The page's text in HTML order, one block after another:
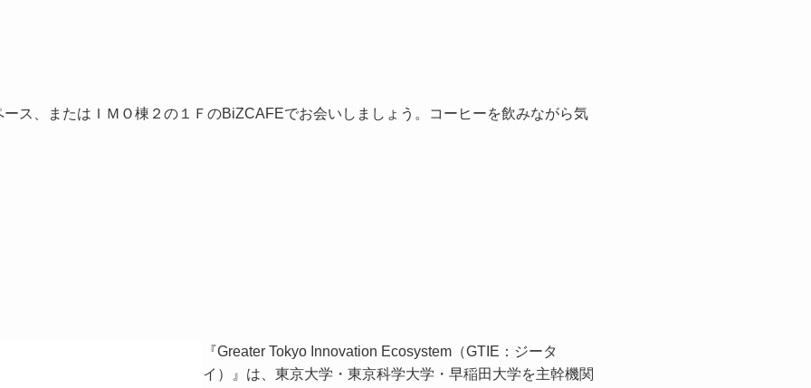
ス、またはＩＭＯ棟２の１ＦのBiZCAFEでお会いしましょう。コーヒーを飲みながら気
『Greater Tokyo Innovation Ecosystem（GTIE：ジータ
イ）』は、東京大学・東京科学大学・早稲田大学を主幹機関